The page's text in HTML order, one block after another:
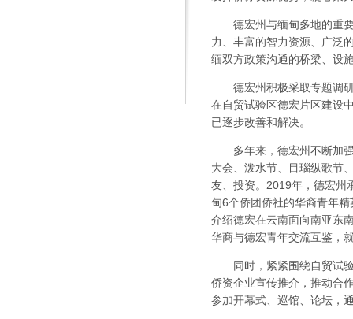
德宏州与缅甸多地的重
力、丰富的智力资源、广泛
缅双方政策沟通的桥梁、设
德宏州积极采取专题调
在自贸试验区德宏片区建设
已逐步改善和解决。
多年来，德宏州不断加
大会、泼水节、目瑙纵歌节
友、投资。2019年，德宏州
甸6个侨团侨社的华裔青年
介绍德宏在云南面向南亚东
华商与德宏青年交流互鉴，
同时，紧紧围绕自贸试
侨资企业宣传推介，推动合
参加开幕式、巡馆、论坛，